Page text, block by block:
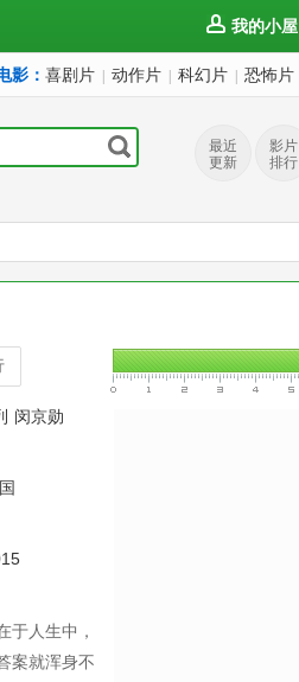
我的小屋
影： 喜剧片 动作片 科幻片 恐怖片
最近
更新
影片
排行
闵京勋
于人生中，
案就浑身不